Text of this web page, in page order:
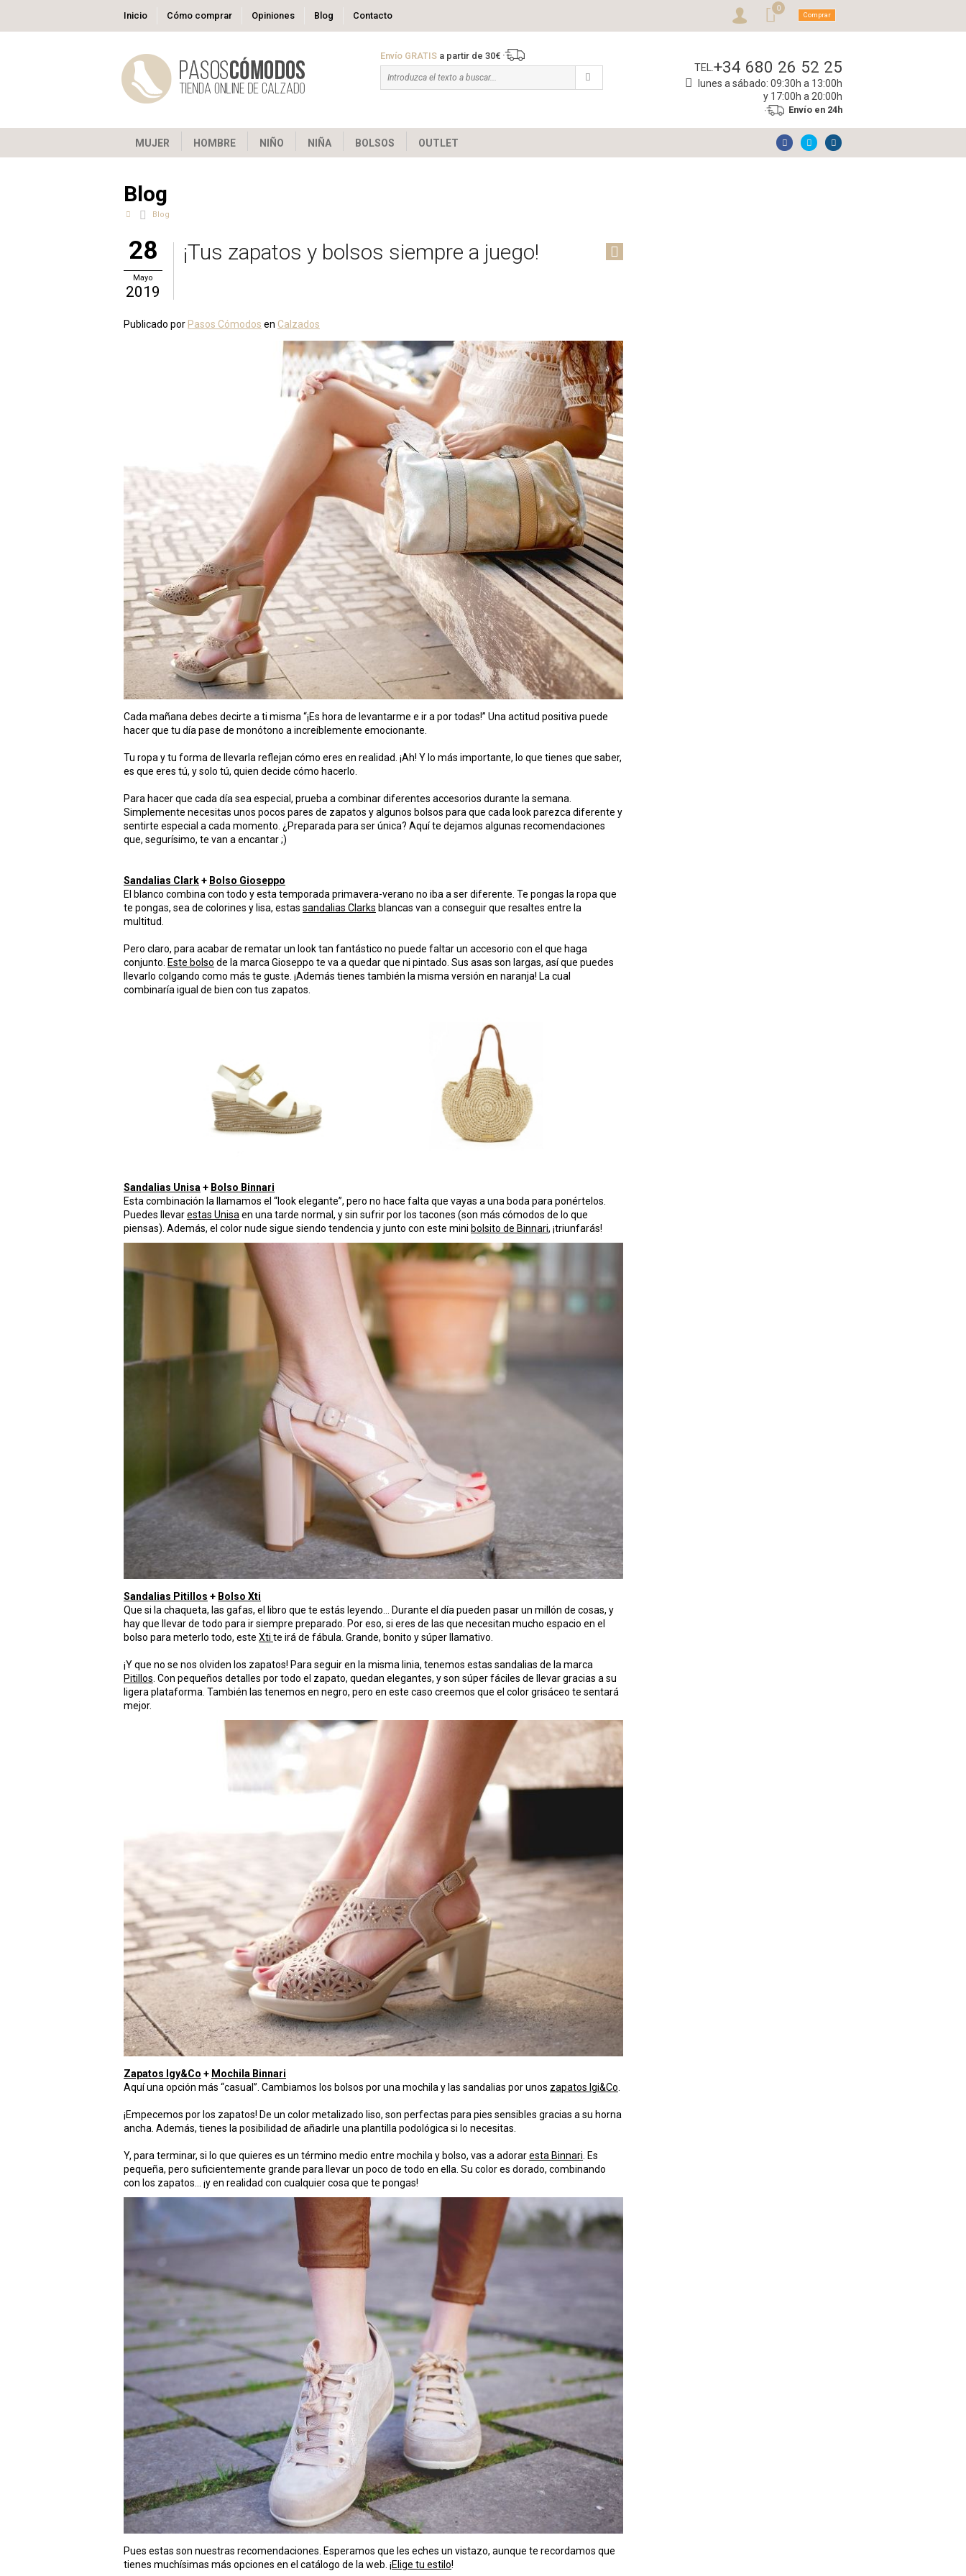
Inicio Cómo comprar Opiniones Blog Contacto
0
Comprar
Envío GRATISa partir de 30€
TEL.+34 680 26 52 25
lunes a sábado: 09:30h a 13:00h
y 17:00h a 20:00h
Envío en 24h
MUJER HOMBRE NIÑO NIÑA BOLSOS OUTLET
Blog
Blog
28
Mayo
2019
¡Tus zapatos y bolsos siempre a juego!
Publicado por Pasos Cómodos en Calzados
Cada mañana debes decirte a ti misma “¡Es hora de levantarme e ir a por todas!” Una actitud positiva puede
hacer que tu día pase de monótono a increíblemente emocionante.
Tu ropa y tu forma de llevarla reflejan cómo eres en realidad. ¡Ah! Y lo más importante, lo que tienes que saber,
es que eres tú, y solo tú, quien decide cómo hacerlo.
Para hacer que cada día sea especial, prueba a combinar diferentes accesorios durante la semana.
Simplemente necesitas unos pocos pares de zapatos y algunos bolsos para que cada look parezca diferente y
sentirte especial a cada momento. ¿Preparada para ser única? Aquí te dejamos algunas recomendaciones
que, segurísimo, te van a encantar ;)
Sandalias Clark+ Bolso Gioseppo
El blanco combina con todo y esta temporada primavera-verano no iba a ser diferente. Te pongas la ropa que
te pongas, sea de colorines y lisa, estas sandalias Clarks blancas van a conseguir que resaltes entre la
multitud.
Pero claro, para acabar de rematar un look tan fantástico no puede faltar un accesorio con el que haga
conjunto. Este bolso de la marca Gioseppo te va a quedar que ni pintado. Sus asas son largas, así que puedes
llevarlo colgando como más te guste. ¡Además tienes también la misma versión en naranja! La cual
combinaría igual de bien con tus zapatos.
Sandalias Unisa+ Bolso Binnari
Esta combinación la llamamos el “look elegante”, pero no hace falta que vayas a una boda para ponértelos.
Puedes llevarestas Unisaen una tarde normal, y sin sufrir por los tacones (son más cómodos de lo que
piensas). Además, el color nude sigue siendo tendencia y junto con este mini bolsito de Binnari, ¡triunfarás!
Sandalias Pitillos + Bolso Xti
Que si la chaqueta, las gafas, el libro que te estás leyendo… Durante el día pueden pasar un millón de cosas, y
hay que llevar de todo para ir siempre preparado. Por eso, si eres de las que necesitan mucho espacio en el
bolso para meterlo todo, este Xti te irá de fábula. Grande, bonito y súper llamativo.
¡Y que no se nos olviden los zapatos! Para seguir en la misma linia, tenemos estas sandalias de la marca
Pitillos. Con pequeños detalles por todo el zapato, quedan elegantes, y son súper fáciles de llevar gracias a su
ligera plataforma. También las tenemos en negro, pero en este caso creemos que el color grisáceo te sentará
mejor.
Zapatos Igy&Co + Mochila Binnari
Aquí una opción más “casual”. Cambiamos los bolsos por una mochila y las sandalias por unos zapatos Igi&Co.
¡Empecemos por los zapatos! De un color metalizado liso, son perfectas para pies sensibles gracias a su horna
ancha. Además, tienes la posibilidad de añadirle una plantilla podológica si lo necesitas.
Y, para terminar, si lo que quieres es un término medio entre mochila y bolso, vas a adoraresta Binnari. Es
pequeña, pero suficientemente grande para llevar un poco de todo en ella. Su color es dorado, combinando
con los zapatos… ¡y en realidad con cualquier cosa que te pongas!
Pues estas son nuestras recomendaciones. Esperamos que les eches un vistazo, aunque te recordamos que
tienes muchísimas más opciones en el catálogo de la web. ¡Elige tu estilo!